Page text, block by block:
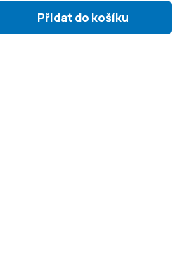
Přidat do košíku